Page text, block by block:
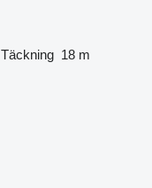
Täckning 18 m